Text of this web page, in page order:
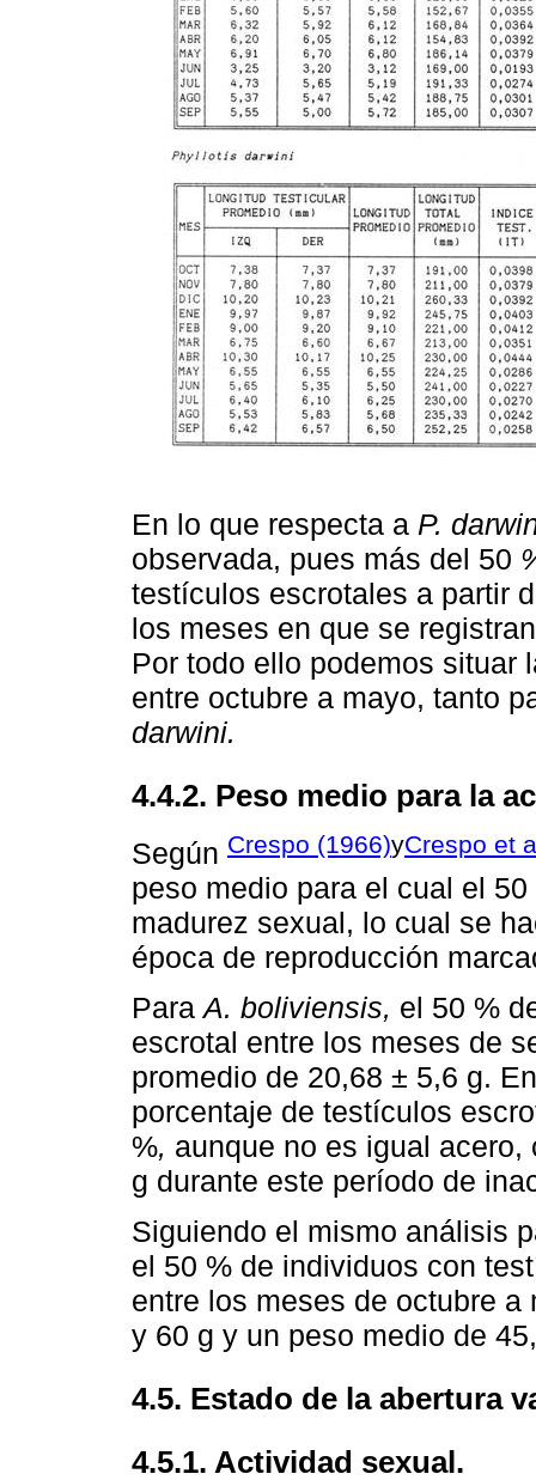
En lo que respecta a P.
observada, pues más del 50
testículos escrotales a partir
los meses en que se
Por todo ello podemos situar
entre octubre a mayo, tanto
darwini.
4.4.2. Peso medio para la
Según Crespo (1966)yCrespo et
peso medio para el cual el
madurez sexual, lo cual se
época de reproducción
ParaA. boliviensis, el 50 %
escrotal entre los meses de
promedio de 20,68 ± 5,6 g.
porcentaje de testículos
%, aunque no es igual
g durante este período de
Siguiendo el mismo análisis
el 50 % de individuos con
entre los meses de octubre
y 60 g y un peso medio de
4.5. Estado de la abertura
4.5.1. Actividad sexual.